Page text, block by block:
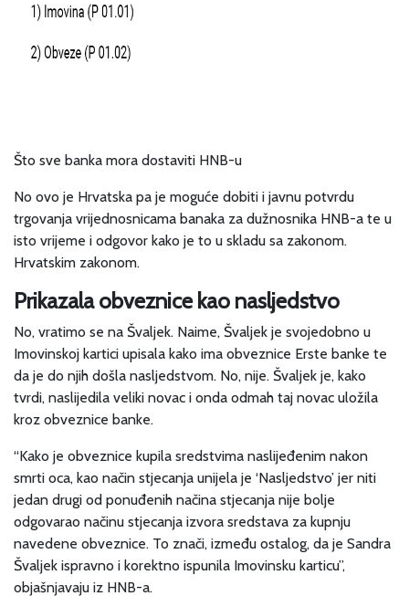
Što sve banka mora dostaviti HNB-u
No ovo je Hrvatska pa je moguće dobiti i javnu potvrdu
trgovanja vrijednosnicama banaka za dužnosnika HNB-a te u
isto vrijeme i odgovor kako je to u skladu sa zakonom.
Hrvatskim zakonom.
Prikazala obveznice kao nasljedstvo
No, vratimo se na Švaljek. Naime, Švaljek je svojedobno u
Imovinskoj kartici upisala kako ima obveznice Erste banke te
da je do njih došla nasljedstvom. No, nije. Švaljek je, kako
tvrdi, naslijedila veliki novac i onda odmah taj novac uložila
kroz obveznice banke.
“Kako je obveznice kupila sredstvima naslijeđenim nakon
smrti oca, kao način stjecanja unijela je ‘Nasljedstvo’ jer niti
jedan drugi od ponuđenih načina stjecanja nije bolje
odgovarao načinu stjecanja izvora sredstava za kupnju
navedene obveznice. To znači, između ostalog, da je Sandra
Švaljek ispravno i korektno ispunila Imovinsku karticu”,
objašnjavaju iz HNB-a.